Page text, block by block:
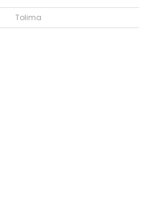
Tolima